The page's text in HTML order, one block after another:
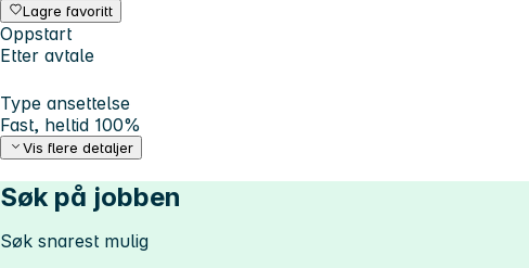
Lagre favoritt
Oppstart
Etter avtale
Type ansettelse
Fast, heltid 100%
Vis flere detaljer
Søk på jobben
Søk snarest mulig